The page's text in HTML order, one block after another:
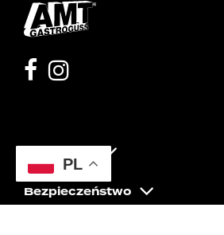
Bezpieczeństwo
PL